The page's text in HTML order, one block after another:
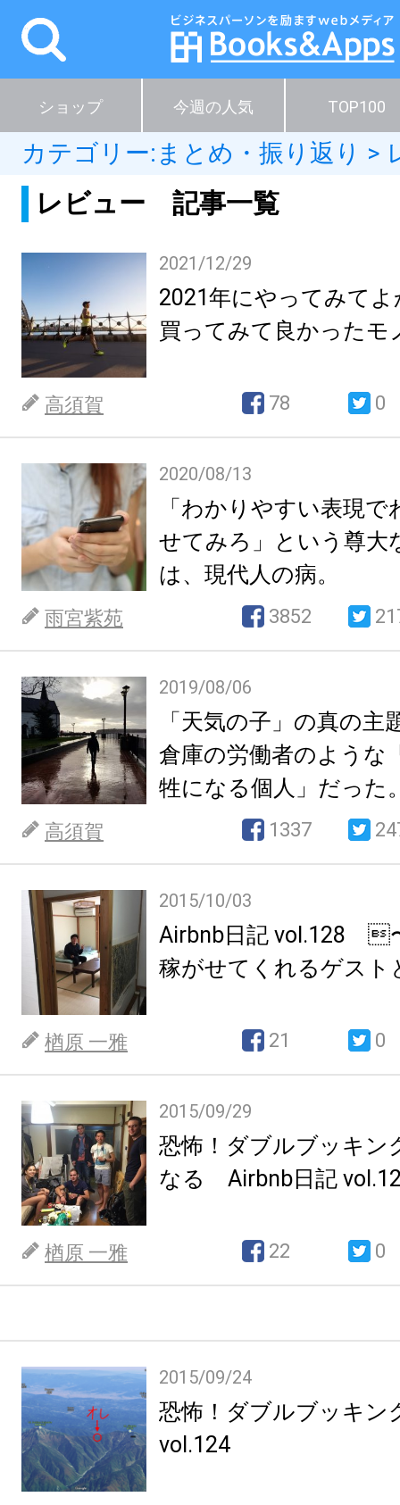
ショップ 今週の人気 TOP100
カテゴリー: まとめ・振り返り >
レビュー 記事一覧
2021/12/29
2021年にやってみて
買ってみて良かったモ
高須賀 78 0
2020/08/13
「わかりやすい表現
せてみろ」という尊大
は、現代人の病。
雨宮紫苑 3852
2019/08/06
「天気の子」の真の主
倉庫の労働者のような
牲になる個人」だった
高須賀 1337
2015/10/03
Airbnb日記 vol.128 
稼がせてくれるゲスト
楢原 一雅 21 0
2015/09/29
恐怖！ダブルブッキ
なる Airbnb日記
楢原 一雅 22 0
2015/09/24
恐怖！ダブルブッキ
vol.124